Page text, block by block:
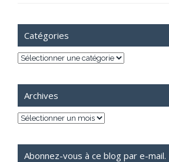
Catégories
Catégories
Archives
Archives
Abonnez-vous à ce blog par e-mail.